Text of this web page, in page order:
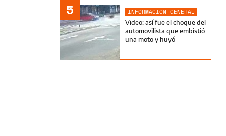
5
INFORMACIÓN GENERAL
Video: así fue el choque del
automovilista que embistió
una moto y huyó